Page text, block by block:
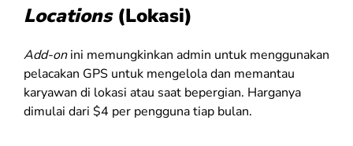
Locations (Lokasi)
Add-onini memungkinkan admin untuk menggunakan
pelacakan GPS untuk mengelola dan memantau
karyawan di lokasi atau saat bepergian. Harganya
dimulai dari $4 per pengguna tiap bulan.